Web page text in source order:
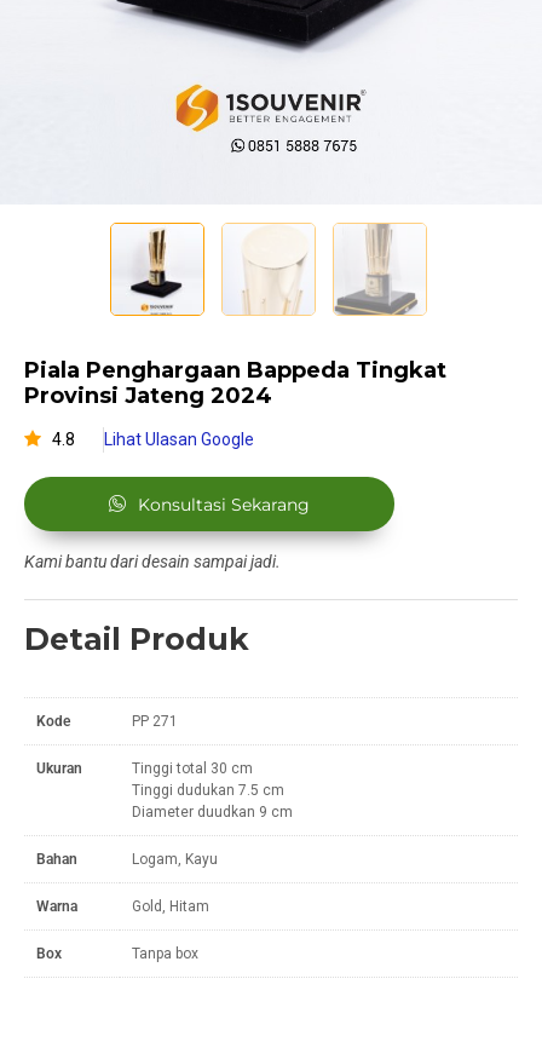
Piala Penghargaan Bappeda Tingkat
Provinsi Jateng 2024
4.8 Lihat Ulasan Google
Konsultasi Sekarang
Kami bantu dari desain sampai jadi.
Detail Produk
Kode PP 271
Ukuran
Tinggi total 30 cm
Tinggi dudukan 7.5 cm
Diameter duudkan 9 cm
Bahan Logam, Kayu
Warna Gold, Hitam
Box Tanpa box